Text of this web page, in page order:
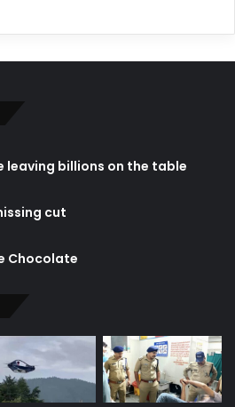
leaving billions on the table
cut
Chocolate